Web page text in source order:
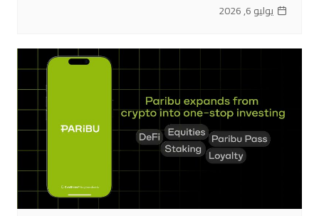
يوليو 6, 2026